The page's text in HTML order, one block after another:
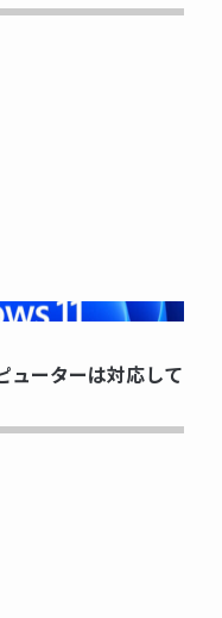
ューターは対応して